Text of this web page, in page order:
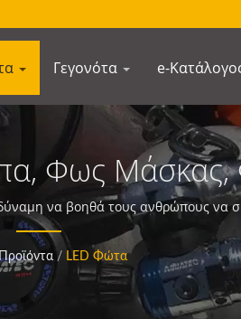
Γεγονότα e-
Φως Μάσκας,
Καταδύσεων |
να βοηθά τους ανθρώπους να
/ LED Φώτα